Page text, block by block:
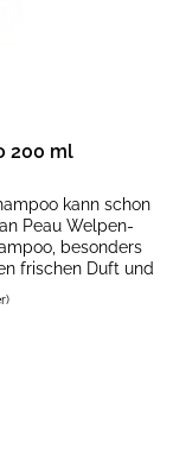
200 ml
kann schon
Peau Welpen-
besonders
frischen Duft und